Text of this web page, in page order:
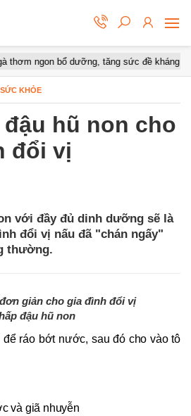
ngon bổ dưỡng, tăng sức đề kháng cho cơ
KHỎE
hũ non cho
đổi vị
với đầy đủ dinh dưỡng sẽ là
đổi vị nấu đã "chán ngấy"
thường.
giản cho gia đình đổi vị
đậu hũ non
để ráo bớt nước, sau đó cho vào tô
và giã nhuyễn